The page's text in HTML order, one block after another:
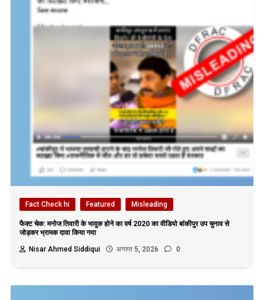
Fact Check hi Featured Misleading
फैक्ट चेक: मनोज तिवारी के भावुक होने का वर्ष 2020 का वीडियो बांकीपुर उप चुनाव से
जोड़कर भ्रामक दावा किया गया
Nisar Ahmed Siddiqui
अगस्त 5, 2026 0